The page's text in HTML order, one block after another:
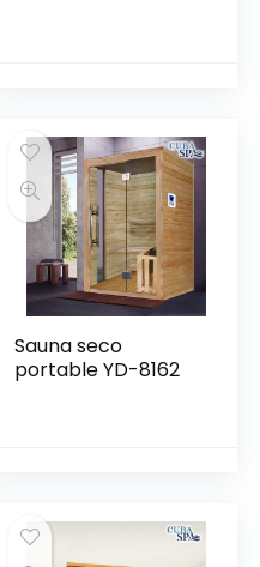
Sauna seco
portable YD-8162